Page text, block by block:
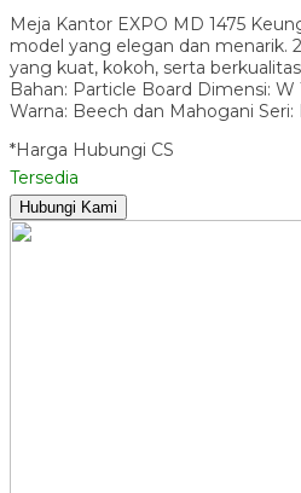
Meja Kantor EXPO MD 1475
model yang elegan dan menarik.
yang kuat, kokoh, serta
Bahan: Particle Board Dimensi: W
Warna: Beech dan Mahogani Seri:
*Harga Hubungi CS
Tersedia
Hubungi Kami